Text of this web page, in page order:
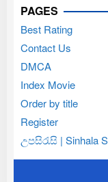
PAGES
Best Rating
Contact Us
DMCA
Index Movie
Order by title
Register
උපසිරැසි | Sinhala